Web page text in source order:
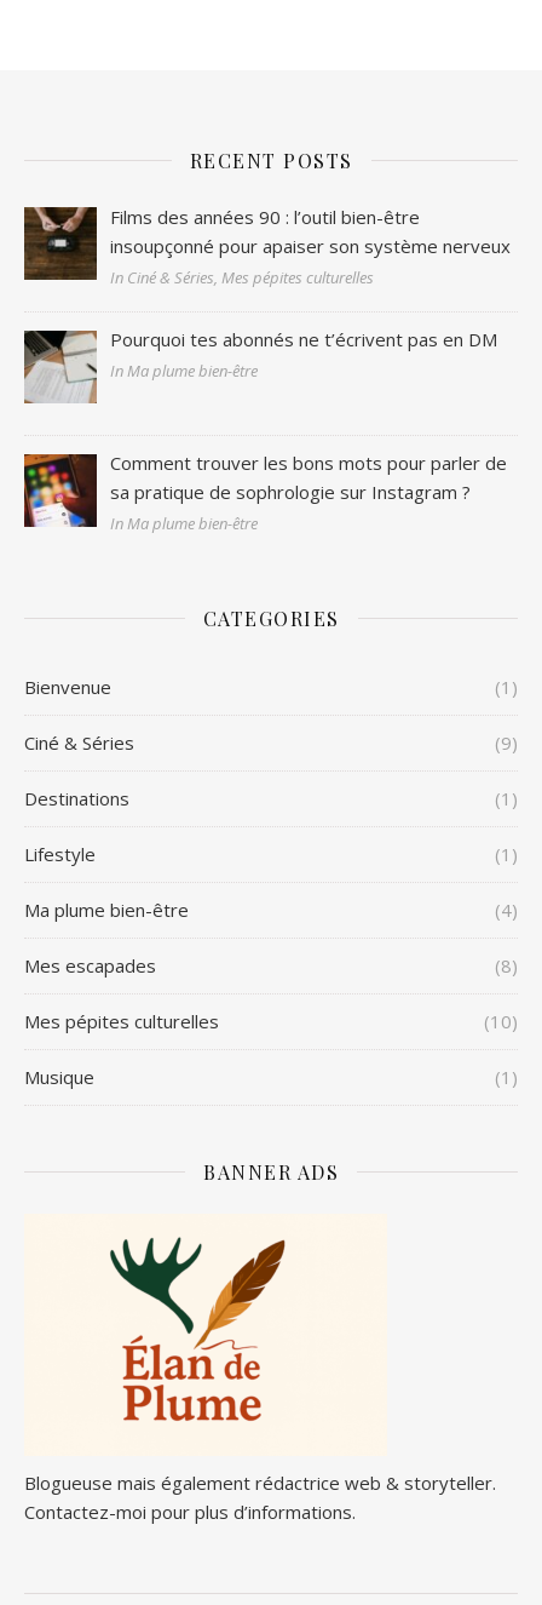
RECENT POSTS
Films des années 90 : l’outil bien-être
insoupçonné pour apaiser son système nerveux
In Ciné & Séries, Mes pépites culturelles
Pourquoi tes abonnés ne t’écrivent pas en DM
In Ma plume bien-être
Comment trouver les bons mots pour parler de
sa pratique de sophrologie sur Instagram ?
In Ma plume bien-être
CATEGORIES
Bienvenue (1)
Ciné & Séries (9)
Destinations (1)
Lifestyle (1)
Ma plume bien-être (4)
Mes escapades (8)
Mes pépites culturelles (10)
Musique (1)
BANNER ADS
Blogueuse mais également rédactrice web & storyteller.
Contactez-moi pour plus d’informations.